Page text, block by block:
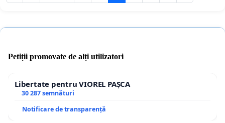
Petiții promovate de alți utilizatori
Libertate pentru VIOREL PAȘCA
30 287 semnături
Notificare de transparență